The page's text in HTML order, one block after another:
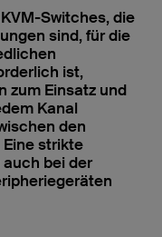
Switches, die
sind, für die
ist,
zum Einsatz und
Kanal
den
strikte
bei der